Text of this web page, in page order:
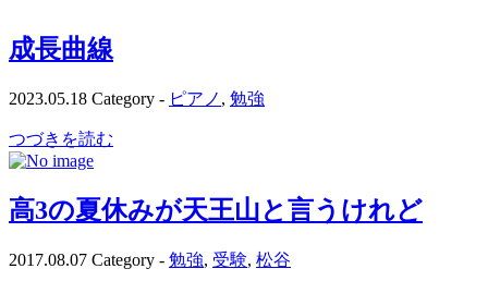
成長曲線
2023.05.18 Category - ピアノ , 勉強
つづきを読む
高3の夏休みが天王山と言うけれど
2017.08.07 Category - 勉強, 受験, 松谷